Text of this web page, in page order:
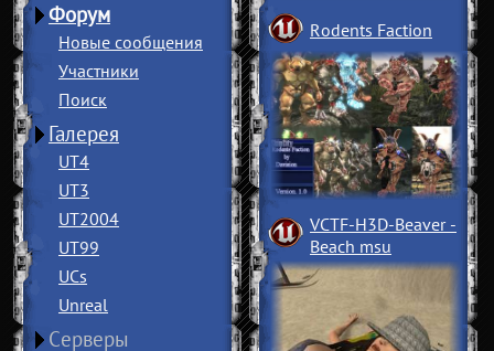
Форум
Новые сообщения
Участники
Поиск
Галерея
UT4
UT3
UT2004
UT99
UCs
Unreal
Серверы
Rodents Faction
VCTF-H3D-Beaver ­
Beach msu